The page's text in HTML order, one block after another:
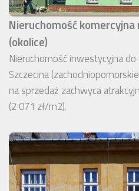
Nieruchomość komercyjna
(okolice)
Nieruchomość inwestycyjna
Szczecina
na sprzedaż zachwyca
(2 071 zł/m2).